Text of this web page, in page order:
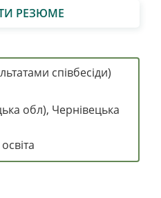
РЕЗЮМЕ
співбесіди)
обл), Чернівецька